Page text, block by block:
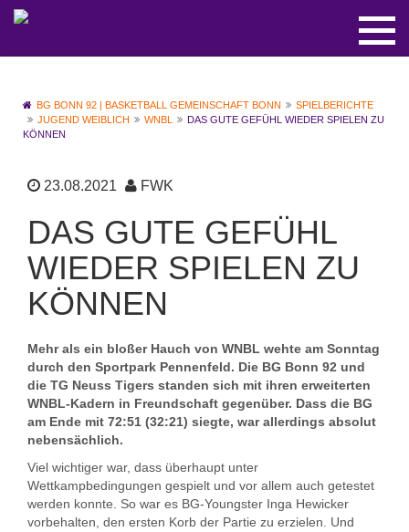
BG BONN 92 | BASKETBALL GEMEINSCHAFT BONN
SPIELBERICHTE
JUGEND WEIBLICH
WNBL
DAS GUTE GEFÜHL WIEDER SPIELEN ZU
KÖNNEN
23.08.2021 FWK
DAS GUTE GEFÜHL
WIEDER SPIELEN ZU
KÖNNEN
Mehr als ein bloßer Hauch von WNBL wehte am Sonntag
durch den Sportpark Pennenfeld. Die BG Bonn 92 und
die TG Neuss Tigers standen sich mit ihren erweiterten
WNBL-Kadern in Freundschaft gegenüber. Dass die BG
am Ende mit 72:51 (32:21) siegte, war allerdings absolut
nebensächlich.
Viel wichtiger war, dass überhaupt unter
Wettkampbedingungen gespielt und vor allem auch getestet
werden konnte. So war es BG-Youngster Inga Hewicker
vorbehalten, den ersten Korb der Partie zu erzielen. Und